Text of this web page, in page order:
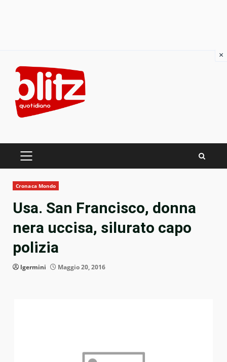
content
PRIMARY
Cronaca Mondo
Usa. San Francisco, donna
nera uccisa, silurato capo
polizia
lgermini Maggio 20, 2016
×